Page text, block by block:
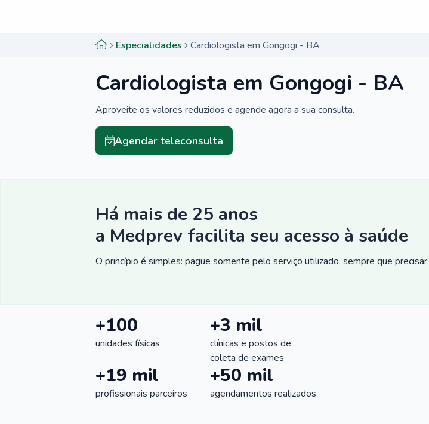
Especialidades Cardiologista em Gongogi - BA
Cardiologista em Gongogi - BA
Aproveite os valores reduzidos e agende agora a sua consulta.
Agendar teleconsulta
Há mais de 25 anos
a Medprev facilita seu acesso à saúde
O princípio é simples: pague somente pelo serviço utilizado, sempre que precisar.
+100
unidades físicas
+3 mil
clínicas e postos de
coleta de exames
+19 mil
profissionais parceiros
+50 mil
agendamentos realizados